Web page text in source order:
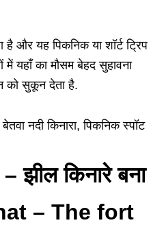
है और यह पिकनिक या शॉर्ट ट्रिप
में यहाँ का मौसम बेहद सुहावना
को सुकून देता है.
नदी किनारा, पिकनिक स्पॉट
– झील किनारे बना
– The fort